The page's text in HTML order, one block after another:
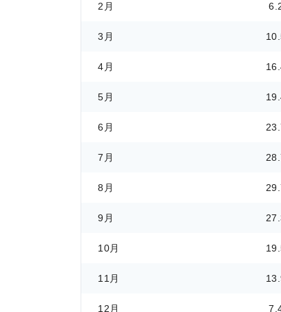
2月
3月
4月
5月
6月
7月
8月
9月
10月
11月
12月